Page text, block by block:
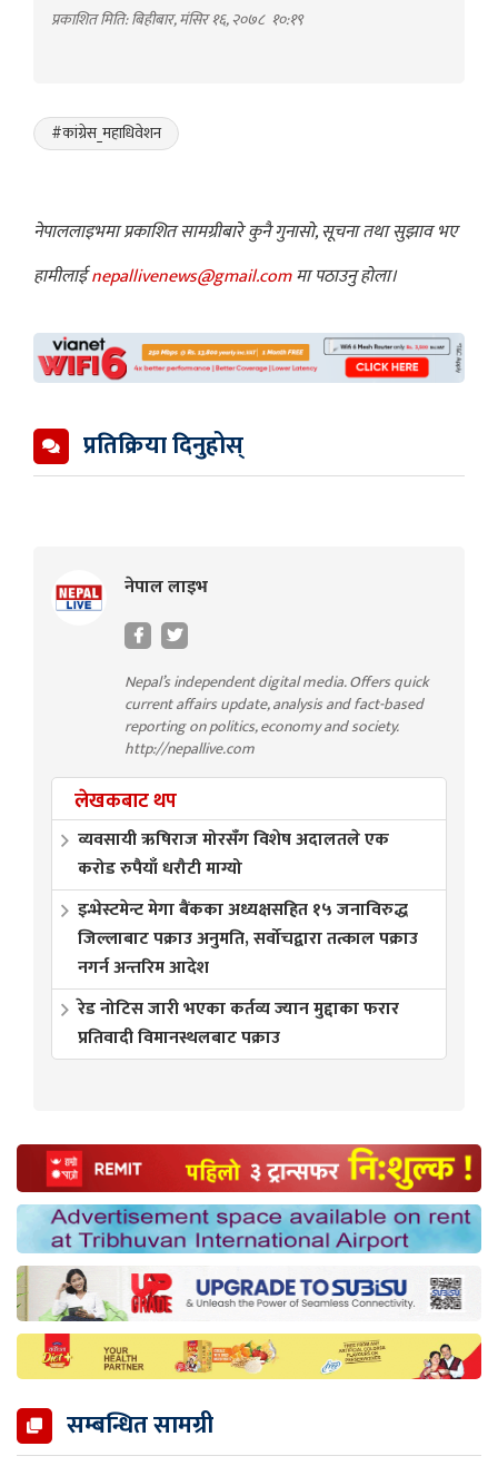
प्रकाशित मिति: बिहीबार, मंसिर १६, २०७८ १०:१९
#कांग्रेस_महाधिवेशन
नेपाललाइभमा प्रकाशित सामग्रीबारे कुनै गुनासो, सूचना तथा सुझाव भए
हामीलाईnepallivenews@gmail.comमा पठाउनु होला।
प्रतिक्रिया दिनुहोस्
नेपाल लाइभ
Nepal’s independent digital media. Offers quick
current affairs update, analysis and fact-based
reporting on politics, economy and society.
http://nepallive.com
लेखकबाट थप
व्यवसायी ऋषिराज मोरसँग विशेष अदालतले एक
करोड रुपैयाँ धरौटी माग्यो
इन्भेस्टमेन्ट मेगा बैंकका अध्यक्षसहित १५ जनाविरुद्ध
जिल्लाबाट पक्राउ अनुमति, सर्वोचद्वारा तत्काल पक्राउ
नगर्न अन्तरिम आदेश
रेड नोटिस जारी भएका कर्तव्य ज्यान मुद्दाका फरार
प्रतिवादी विमानस्थलबाट पक्राउ
सम्बन्धित सामग्री